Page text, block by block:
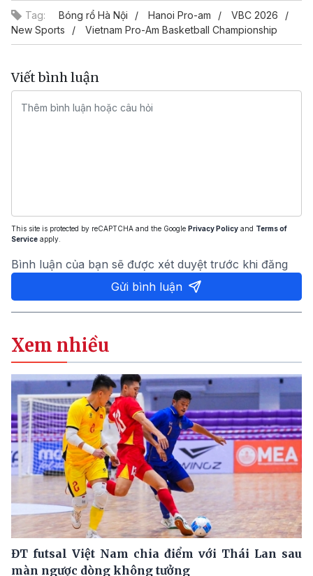
Tag: Bóng rổ Hà Nội Hanoi Pro-am
VBC 2026
New Sports
Vietnam Pro-Am Basketball Championship
Viết bình luận
This site is protected by reCAPTCHA and the Google Privacy Policy and Terms of
Service apply.
Bình luận của bạn sẽ được xét duyệt trước khi đăng
Gửi bình luận
Xem nhiều
ĐT futsal Việt Nam chia điểm với Thái Lan sau
màn ngược dòng không tưởng